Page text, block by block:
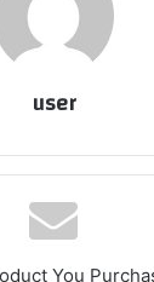
user
You